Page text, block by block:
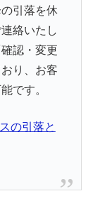
引落を休
絡いたし
認・変更
り、お客
です。
の引落と